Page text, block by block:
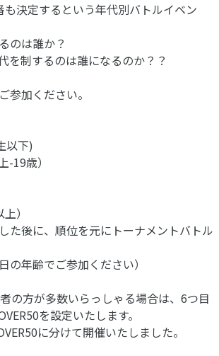
も決定するという年代別バトルイベン
のは誰か？
を制するのは誰になるのか？？
参加ください。
以下)
-19歳）
）
た後に、順位を元にトーナメントバトル
の年齢でご参加ください）
の方が多数いらっしゃる場合は、6つ目
を設定いたします。
に分けて開催いたしました。